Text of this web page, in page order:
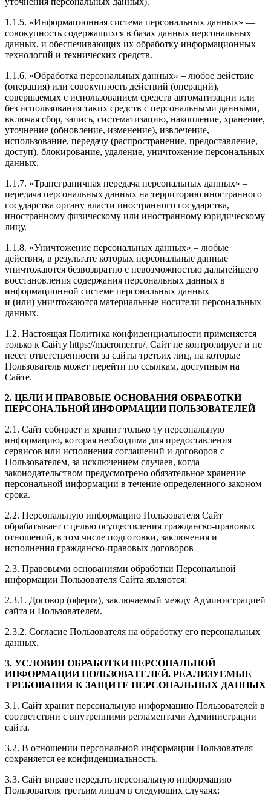
1.1.5. «Информационная система персональных данных» —
совокупность содержащихся в базах данных персональных
данных, и обеспечивающих их обработку информационных
технологий и технических средств.
1.1.6. «Обработка персональных данных» – любое действие
(операция) или совокупность действий (операций),
совершаемых с использованием средств автоматизации или
без использования таких средств с персональными данными,
включая сбор, запись, систематизацию, накопление, хранение,
уточнение (обновление, изменение), извлечение,
использование, передачу (распространение, предоставление,
доступ), блокирование, удаление, уничтожение персональных
данных.
1.1.7. «Трансграничная передача персональных данных» –
передача персональных данных на территорию иностранного
государства органу власти иностранного государства,
иностранному физическому или иностранному юридическому
лицу.
1.1.8. «Уничтожение персональных данных» – любые
действия, в результате которых персональные данные
уничтожаются безвозвратно с невозможностью дальнейшего
восстановления содержания персональных данных в
информационной системе персональных данных
и (или) уничтожаются материальные носители персональных
данных.
1.2. Настоящая Политика конфиденциальности применяется
только к Сайту https://macromer.ru/. Сайт не контролирует и не
несет ответственности за сайты третьих лиц, на которые
Пользователь может перейти по ссылкам, доступным на
Сайте.
2. ЦЕЛИ И ПРАВОВЫЕ ОСНОВАНИЯ ОБРАБОТКИ
ПЕРСОНАЛЬНОЙ ИНФОРМАЦИИ ПОЛЬЗОВАТЕЛЕЙ
2.1. Сайт собирает и хранит только ту персональную
информацию, которая необходима для предоставления
сервисов или исполнения соглашений и договоров с
Пользователем, за исключением случаев, когда
законодательством предусмотрено обязательное хранение
персональной информации в течение определенного законом
срока.
2.2. Персональную информацию Пользователя Сайт
обрабатывает с целью осуществления гражданско-правовых
отношений, в том числе подготовки, заключения и
исполнения гражданско-правовых договоров
2.3. Правовыми основаниями обработки Персональной
информации Пользователя Сайта являются:
2.3.1. Договор (оферта), заключаемый между Администрацией
сайта и Пользователем.
2.3.2. Согласие Пользователя на обработку его персональных
данных.
3. УСЛОВИЯ ОБРАБОТКИ ПЕРСОНАЛЬНОЙ
ИНФОРМАЦИИ ПОЛЬЗОВАТЕЛЕЙ. РЕАЛИЗУЕМЫЕ
ТРЕБОВАНИЯ К ЗАЩИТЕ ПЕРСОНАЛЬНЫХ ДАННЫХ
3.1. Сайт хранит персональную информацию Пользователей в
соответствии с внутренними регламентами Администрации
сайта.
3.2. В отношении персональной информации Пользователя
сохраняется ее конфиденциальность.
3.3. Сайт вправе передать персональную информацию
Пользователя третьим лицам в следующих случаях: